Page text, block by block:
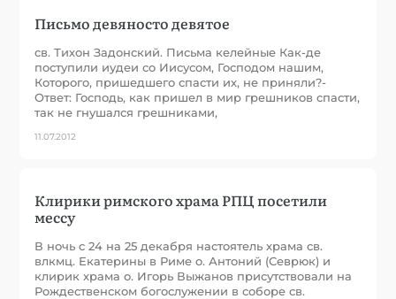
Письмо девяносто девятое
св. Тихон Задонский. Письма келейные Как-де
поступили иудеи со Иисусом, Господом нашим,
Которого, пришедшего спасти их, не приняли?-
Ответ: Господь, как пришел в мир грешников спасти,
так не гнушался грешниками,
11.07.2012
Клирики римского храма РПЦ посетили
мессу
В ночь с 24 на 25 декабря настоятель храма св.
влкмц. Екатерины в Риме о. Антоний (Севрюк) и
клирик храма о. Игорь Выжанов присутствовали на
Рождественском богослужении в соборе св.